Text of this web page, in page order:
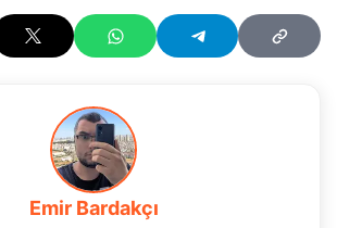
Emir Bardakçı